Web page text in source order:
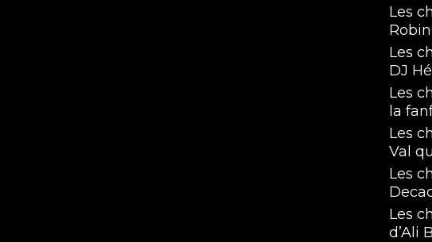
Les
Les
DJ
Les
la
Les
Val
Les
Les
d’Ali